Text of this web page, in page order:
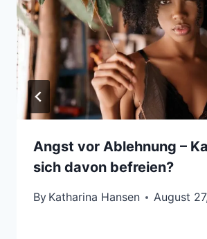
Angst vor Ablehnung –
sich davon befreien?
By Katharina Hansen August